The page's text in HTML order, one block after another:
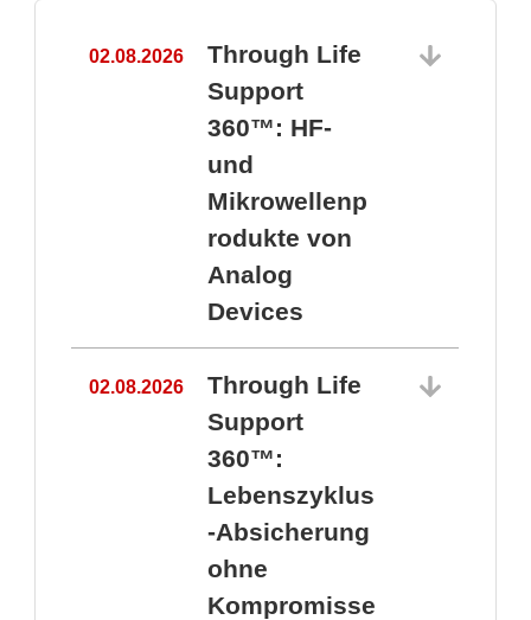
02.08.2026
Through Life
Support
360™: HF-
und
Mikrowellenp
rodukte von
Analog
Devices
02.08.2026
Through Life
Support
360™:
Lebenszyklus
-Absicherung
ohne
Kompromisse